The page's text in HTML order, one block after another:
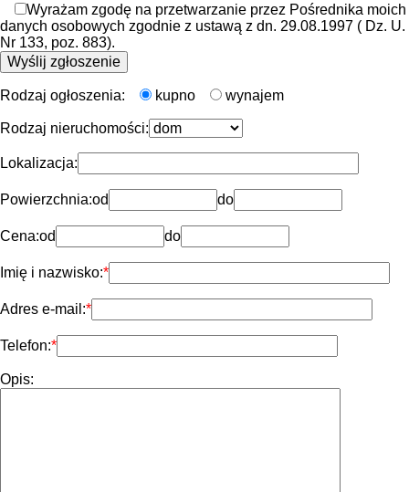
Wyrażam zgodę na przetwarzanie przez Pośrednika moich
danych osobowych zgodnie z ustawą z dn. 29.08.1997 ( Dz. U.
Nr 133, poz. 883).
Rodzaj ogłoszenia: kupno wynajem
Rodzaj nieruchomości:
Lokalizacja:
Powierzchnia:od do
Cena:od do
Imię i nazwisko:
Adres e-mail:
Telefon:
Opis: